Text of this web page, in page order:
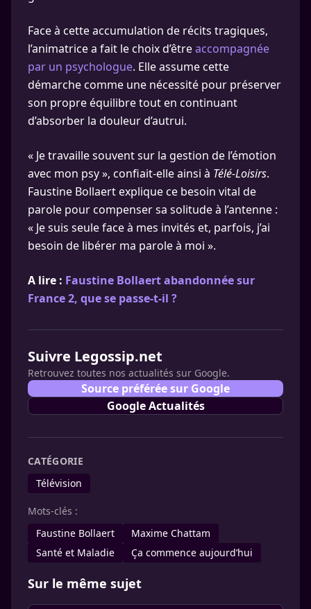
Face à cette accumulation de récits tragiques,
l’animatrice a fait le choix d’êtreaccompagnée
par un psychologue. Elle assume cette
démarche comme une nécessité pour préserver
son propre équilibre tout en continuant
d’absorber la douleur d’autrui.
« Je travaille souvent sur la gestion de l’émotion
avec mon psy », confiait-elle ainsi à Télé-Loisirs.
Faustine Bollaert explique ce besoin vital de
parole pour compenser sa solitude à l’antenne :
« Je suis seule face à mes invités et, parfois, j’ai
besoin de libérer ma parole à moi ».
A lire : Faustine Bollaert abandonnée sur
France 2, que se passe-t-il ?
Suivre Legossip.net
Retrouvez toutes nos actualités sur Google.
Source préférée sur Google
Google Actualités
CATÉGORIE
Télévision
Mots-clés :
Faustine Bollaert
Maxime Chattam
Santé et Maladie
Ça commence aujourd’hui
Sur le même sujet